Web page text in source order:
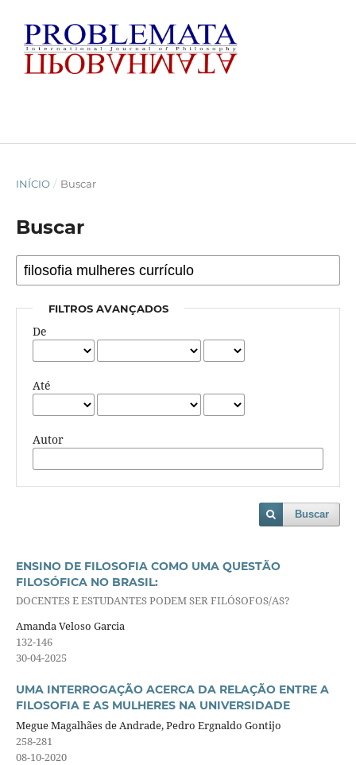
INÍCIO / Buscar
Buscar
FILTROS AVANÇADOS
De
Até
Autor
Buscar
ENSINO DE FILOSOFIA COMO UMA QUESTÃO
FILOSÓFICA NO BRASIL:
DOCENTES E ESTUDANTES PODEM SER FILÓSOFOS/AS?
Amanda Veloso Garcia
132-146
30-04-2025
UMA INTERROGAÇÃO ACERCA DA RELAÇÃO ENTRE A
FILOSOFIA E AS MULHERES NA UNIVERSIDADE
Megue Magalhães de Andrade, Pedro Ergnaldo Gontijo
258-281
08-10-2020